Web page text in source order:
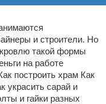
и строители. Но
кровлю такой формы
на работе
построить храм Как
украсить сарай и
и гайки разных